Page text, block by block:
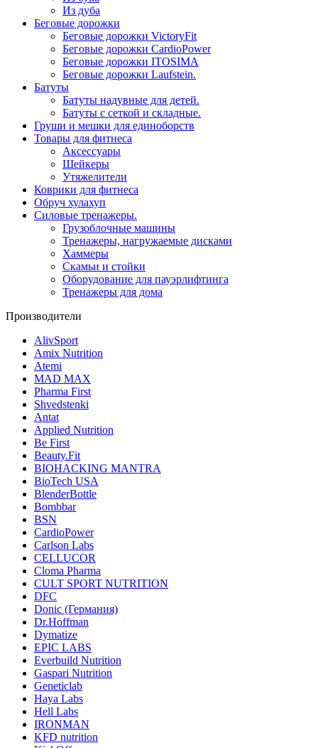
Из дуба
Беговые дорожки
Беговые дорожки VictoryFit
Беговые дорожки CardioPower
Беговые дорожки ITOSIMA
Беговые дорожки Laufstein.
Батуты
Батуты надувные для детей.
Батуты с сеткой и складные.
Груши и мешки для единоборств
Товары для фитнеса
Aксессуары
Шейкеры
Утяжелители
Коврики для фитнеса
Обруч хулахуп
Силовые тренажеры.
Грузоблочные машины
Тренажеры, нагружаемые дисками
Хаммеры
Скамьи и стойки
Оборудование для пауэрлифтинга
Тренажеры для дома
Производители
AlivSport
Amix Nutrition
Atemi
MAD MAX
Pharma First
Shvedstenki
Antat
Applied Nutrition
Be First
Beauty.Fit
BIOHACKING MANTRA
BioTech USA
BlenderBottle
Bombbar
BSN
CardioPower
Carlson Labs
CELLUCOR
Cloma Pharma
CULT SPORT NUTRITION
DFC
Donic (Германия)
Dr.Hoffman
Dymatize
EPIC LABS
Everbuild Nutrition
Gaspari Nutrition
Geneticlab
Haya Labs
Hell Labs
IRONMAN
KFD nutrition